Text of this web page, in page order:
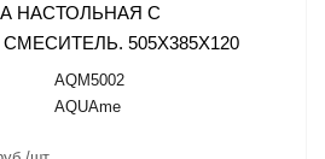
НАСТОЛЬНАЯ С
505X385X120
AQM5002
AQUAme